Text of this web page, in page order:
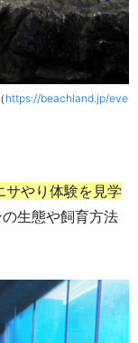
https://beachland.jp/eve
サやり体験を見学
生態や飼育方法